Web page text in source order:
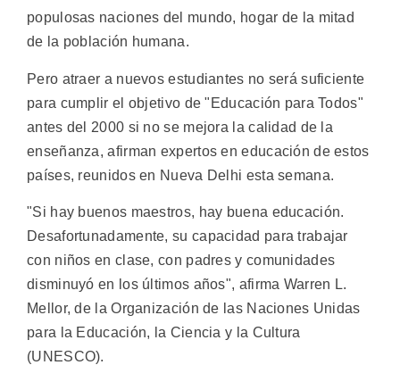
populosas naciones del mundo, hogar de la mitad
de la población humana.
Pero atraer a nuevos estudiantes no será suficiente
para cumplir el objetivo de "Educación para Todos"
antes del 2000 si no se mejora la calidad de la
enseñanza, afirman expertos en educación de estos
países, reunidos en Nueva Delhi esta semana.
"Si hay buenos maestros, hay buena educación.
Desafortunadamente, su capacidad para trabajar
con niños en clase, con padres y comunidades
disminuyó en los últimos años", afirma Warren L.
Mellor, de la Organización de las Naciones Unidas
para la Educación, la Ciencia y la Cultura
(UNESCO).